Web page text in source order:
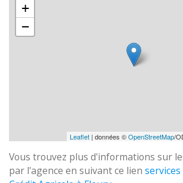
+
−
Leaflet | données ©OpenStreetMap/
Vous trouvez plus d'informations sur
par l'agence en suivant ce lien